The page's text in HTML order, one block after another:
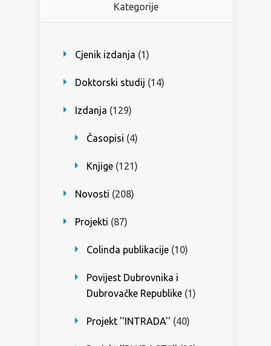
Kategorije
Cjenik izdanja (1)
Doktorski studij (14)
Izdanja (129)
Časopisi (4)
Knjige (121)
Novosti (208)
Projekti (87)
Colinda publikacije (10)
Povijest Dubrovnika i
Dubrovačke Republike (1)
Projekt ''INTRADA'' (40)